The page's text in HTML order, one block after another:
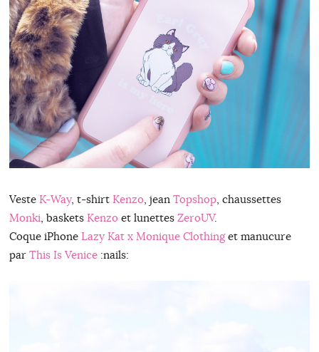
Veste K-Way, t-shirt Kenzo, jean Topshop, chaussettes
Monki, baskets Kenzo et lunettes ZeroUV.
Coque iPhone Lazy Kat x Monique Clothinget manucure
par This Is Venice:nails: